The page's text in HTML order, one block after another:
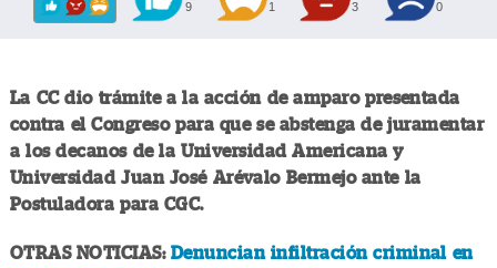
9 1 3 0
La CC dio trámite a la acción de amparo presentada
contra el Congreso para que se abstenga de juramentar
a los decanos de la Universidad Americana y
Universidad Juan José Arévalo Bermejo ante la
Postuladora para CGC.
OTRAS NOTICIAS: Denuncian infiltración criminal en